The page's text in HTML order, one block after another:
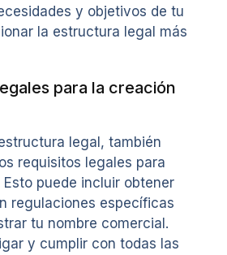
y objetivos de tu
la estructura legal más
para la creación
legal, también
requisitos legales para
puede incluir obtener
regulaciones específicas
tu nombre comercial.
y cumplir con todas las